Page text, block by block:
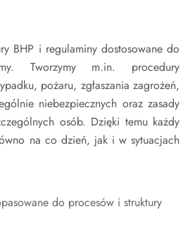
BHP i regulaminy dostosowane do
Tworzymy m.in. procedury
pożaru, zgłaszania zagrożeń,
niebezpiecznych oraz zasady
osób. Dzięki temu każdy
na co dzień, jak i w sytuacjach
do procesów i struktury